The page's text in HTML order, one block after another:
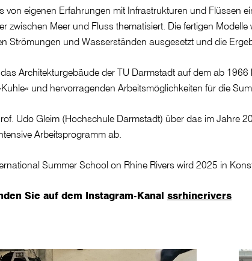
von eigenen Erfahrungen mit Infrastrukturen und Flüssen
zwischen Meer und Fluss thematisiert. Die fertigen
Strömungen und Wasserständen ausgesetzt und die
Architekturgebäude der TU Darmstadt auf dem ab
und hervorragenden Arbeitsmöglichkeiten für die
Udo Gleim (Hochschule Darmstadt) über das im Jahre
Arbeitsprogramm ab.
Summer School on Rhine Rivers wird 2025 in
Sie auf dem Instagram-Kanal ssrhinerivers